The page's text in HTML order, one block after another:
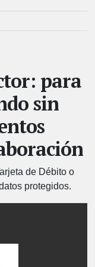
para
sin
de Débito o
protegidos.